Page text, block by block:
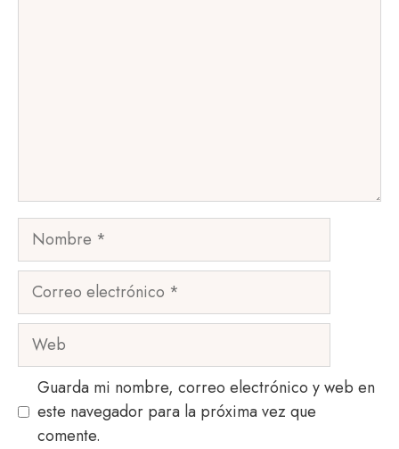
Nombre
Correo
Web
Guarda mi nombre, correo electrónico y web en
este navegador para la próxima vez que
comente.